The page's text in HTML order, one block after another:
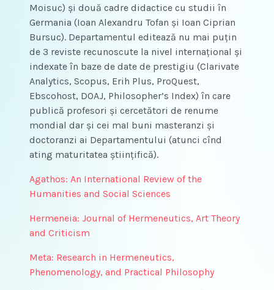
Moisuc) și două cadre didactice cu studii în
Germania (Ioan Alexandru Tofan și Ioan Ciprian
Bursuc). Departamentul editează nu mai puțin
de 3 reviste recunoscute la nivel internațional și
indexate în baze de date de prestigiu (Clarivate
Analytics, Scopus, Erih Plus, ProQuest,
Ebscohost, DOAJ, Philosopher’s Index) în care
publică profesori și cercetători de renume
mondial dar și cei maI buni masteranzi și
doctoranzi ai Departamentului (atunci cînd
ating maturitatea științifică).
Agathos: An International Review of the
Humanities and Social Sciences
Hermeneia: Journal of Hermeneutics, Art Theory
and Criticism
Meta: Research in Hermeneutics,
Phenomenology, and Practical Philosophy